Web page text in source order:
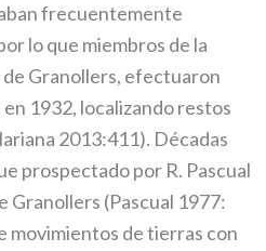
frecuentemente
lo que miembros de la
Granollers, efectuaron
1932, localizando restos
2013:411). Décadas
prospectado por R. Pascual
Granollers (Pascual 1977:
movimientos de tierras con